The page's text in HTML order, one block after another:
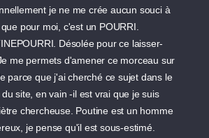
je ne me crée aucun souci à
pour moi, c'est un POURRI.
Désolée pour ce laisser-
me permets d'amener ce morceau sur
parce que j'ai cherché ce sujet dans le
site, en vain -il est vrai que je suis
chercheuse. Poutine est un homme
je pense qu'il est sous-estimé.